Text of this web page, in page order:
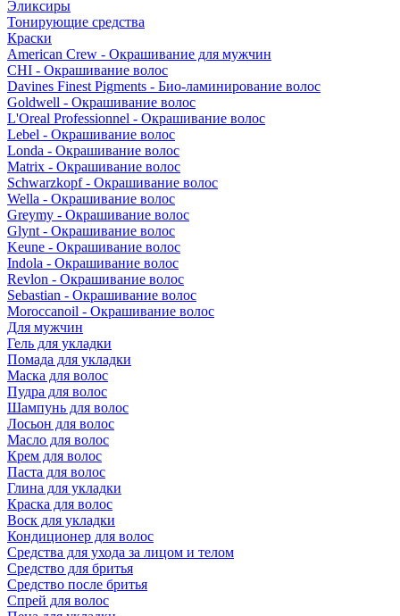
Эликсиры
Тонирующие средства
Краски
American Crew - Окрашивание для мужчин
CHI - Окрашивание волос
Davines Finest Pigments - Био-ламинирование волос
Goldwell - Окрашивание волос
L'Oreal Professionnel - Окрашивание волос
Lebel - Окрашивание волос
Londa - Окрашивание волос
Matrix - Окрашивание волос
Schwarzkopf - Окрашивание волос
Wella - Окрашивание волос
Greymy - Окрашивание волос
Glynt - Окрашивание волос
Keune - Окрашивание волос
Indola - Окрашивание волос
Revlon - Окрашивание волос
Sebastian - Окрашивание волос
Moroccanoil - Окрашивание волос
Для мужчин
Гель для укладки
Помада для укладки
Маска для волос
Пудра для волос
Шампунь для волос
Лосьон для волос
Масло для волос
Крем для волос
Паста для волос
Глина для укладки
Краска для волос
Воск для укладки
Кондиционер для волос
Средства для ухода за лицом и телом
Средство для бритья
Средство после бритья
Спрей для волос